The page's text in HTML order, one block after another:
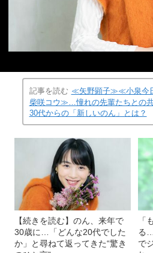
記事を読む ≪矢野顕子≫≪小泉
柴咲コウ≫…憧れの先輩たちとの
30代からの「新しいのん」とは？
【続きを読む】のん、来年で
30歳に…「どんな20代でした
か」と尋ねて返ってきた“驚き
「
る
で